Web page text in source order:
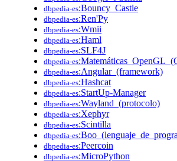
dbpedia-es:Bouncy_Castle
dbpedia-es:Ren'Py
dbpedia-es:Wmii
dbpedia-es:Haml
dbpedia-es:SLF4J
dbpedia-es
dbpedia-es:Angular_(framework)
dbpedia-es:Hashcat
dbpedia-es:StartUp-Manager
dbpedia-es:Wayland_(protocolo)
dbpedia-es:Xephyr
dbpedia-es:Scintilla
dbpedia-es
dbpedia-es:Peercoin
dbpedia-es:MicroPython